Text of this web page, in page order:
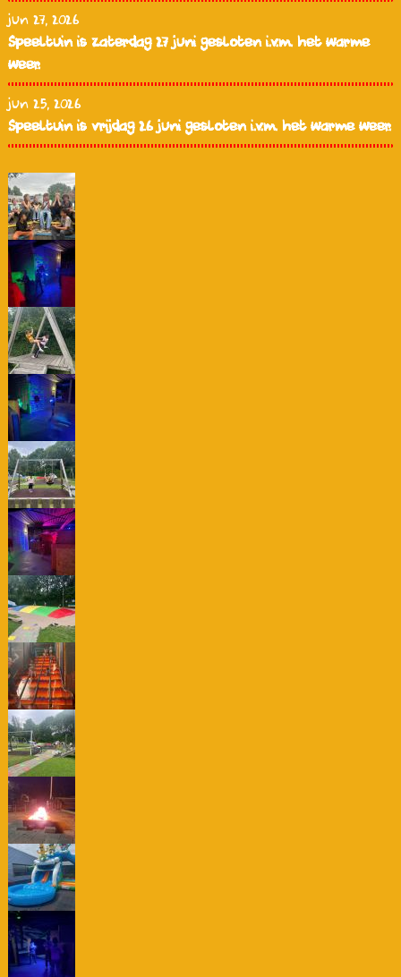
jun 27, 2026
Speeltuin is zaterdag 27 juni gesloten i.v.m. het warme
weer.
jun 25, 2026
Speeltuin is vrijdag 26 juni gesloten i.v.m. het warme weer.